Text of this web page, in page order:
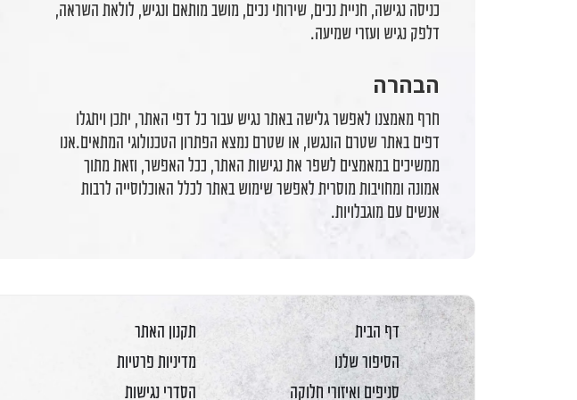
כניסה נגישה, חניית נכים, שירותי נכים, מושב מותאם ונגיש, לולאת השראה,
דלפק נגיש ועזרי שמיעה.
הבהרה
חרף מאמצנו לאפשר גלישה באתר נגיש עבור כל דפי האתר, יתכן ויתגלו
דפים באתר שטרם הונגשו, או שטרם נמצא הפתרון הטכנולוגי המתאים.אנו
ממשיכים במאמצים לשפר את נגישות האתר, ככל האפשר, וזאת מתוך
אמונה ומחויבות מוסרית לאפשר שימוש באתר לכלל האוכלוסייה לרבות
אנשים עם מוגבלויות.
דף הבית
הסיפור שלנו
סניפים ואיזורי חלוקה
תקנון האתר
מדיניות פרטיות
הסדרי נגישות